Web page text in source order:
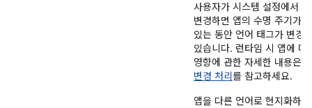
사용자가 시스템 설정에서
변경하면 앱의 수명 주기가
있는 동안 언어 태그가 변경
있습니다. 런타임 시 앱에 미
영향에 관한 자세한 내용은
변경 처리를 참고하세요.
앱을 다른 언어로 현지화하